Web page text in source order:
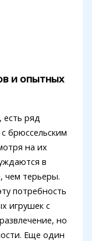
и опытных
есть ряд
брюссельским
на их
в
чем терьеры.
потребность
игрушек с
но
Еще один